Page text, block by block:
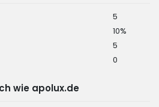
5
10%
5
0
wie apolux.de